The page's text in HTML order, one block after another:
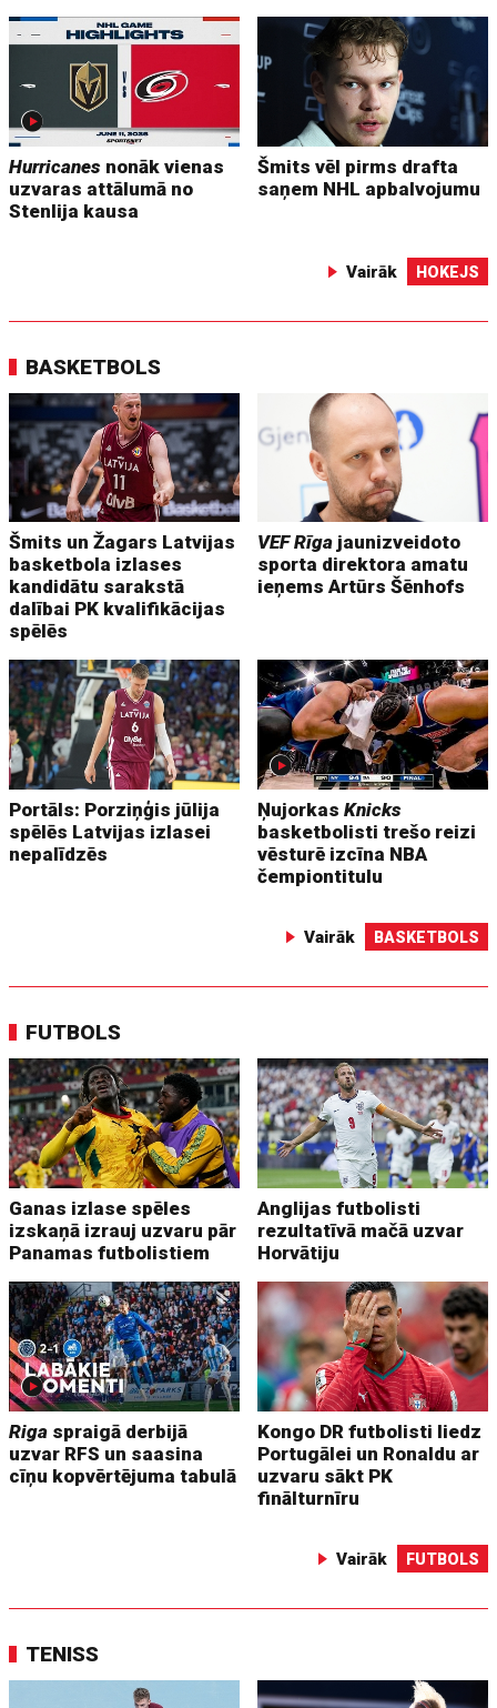
Hurricanes nonāk vienas
uzvaras attālumā no
Stenlija kausa
Šmits vēl pirms drafta
saņem NHL apbalvojumu
Vairāk HOKEJS
BASKETBOLS
Šmits un Žagars Latvijas
basketbola izlases
kandidātu sarakstā
dalībai PK kvalifikācijas
spēlēs
VEF Rīga jaunizveidoto
sporta direktora amatu
ieņems Artūrs Šēnhofs
Portāls: Porziņģis jūlija
spēlēs Latvijas izlasei
nepalīdzēs
ŅujorkasKnicks
basketbolisti trešo reizi
vēsturē izcīna NBA
čempiontitulu
Vairāk BASKETBOLS
FUTBOLS
Ganas izlase spēles
izskaņā izrauj uzvaru pār
Panamas futbolistiem
Anglijas futbolisti
rezultatīvā mačā uzvar
Horvātiju
Riga spraigā derbijā
uzvar RFS un saasina
cīņu kopvērtējuma tabulā
Kongo DR futbolisti liedz
Portugālei un Ronaldu ar
uzvaru sākt PK
finālturnīru
Vairāk FUTBOLS
TENISS